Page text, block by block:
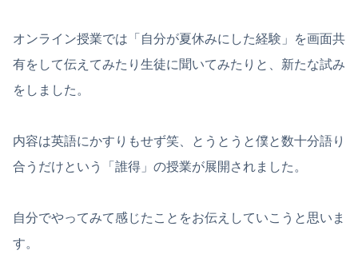
オンライン授業では「自分が夏休みにした経験」を画面共
有をして伝えてみたり生徒に聞いてみたりと、新たな試み
をしました。
内容は英語にかすりもせず笑、とうとうと僕と数十分語り
合うだけという「誰得」の授業が展開されました。
自分でやってみて感じたことをお伝えしていこうと思いま
す。